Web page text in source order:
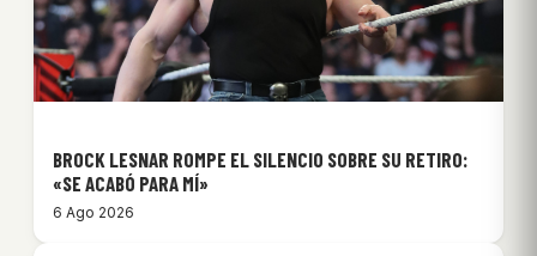
BROCK LESNAR ROMPE EL SILENCIO SOBRE SU RETIRO:
«SE ACABÓ PARA MÍ»
6 Ago 2026